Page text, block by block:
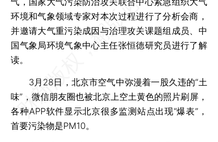
环境和气象领域专家对本次过程进行了分析会商，
并邀请大气重污染成因与治理攻关课题组成员、中
国气象局环境气象中心主任张恒德研究员进行了解
读。
3月28日，北京市空气中弥漫着一股久违的“土
味”，微信朋友圈也被北京上空土黄色的照片刷屏，
各种APP软件显示北京很多监测站点出现“爆表”，
首要污染物是PM10。